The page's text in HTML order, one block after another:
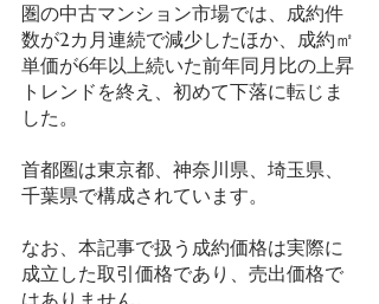
圏の中古マンション市場では、成約件
数が2カ月連続で減少したほか、成約㎡
単価が6年以上続いた前年同月比の上昇
トレンドを終え、初めて下落に転じま
した。
首都圏は東京都、神奈川県、埼玉県、
千葉県で構成されています。
なお、本記事で扱う成約価格は実際に
成立した取引価格であり、売出価格で
はありません。